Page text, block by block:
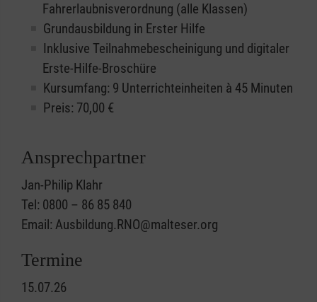
Fahrerlaubnisverordnung (alle Klassen)
Grundausbildung in Erster Hilfe
Inklusive Teilnahmebescheinigung und digitaler
Erste-Hilfe-Broschüre
Kursumfang: 9 Unterrichteinheiten à 45 Minuten
Preis: 70,00 €
Ansprechpartner
Jan-Philip Klahr
Tel: 0800 – 86 85 840
Email: Ausbildung.RNO@malteser.org
Termine
15.07.26